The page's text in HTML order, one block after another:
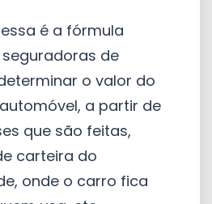
é a fórmula
de
o valor do
a partir de
que são feitas,
carteira do
onde o carro fica